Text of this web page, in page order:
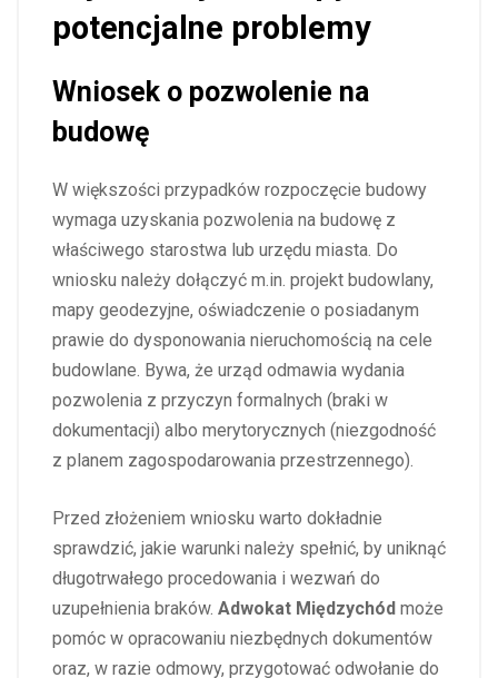
potencjalne problemy
Wniosek o pozwolenie na
budowę
W większości przypadków rozpoczęcie budowy
wymaga uzyskania pozwolenia na budowę z
właściwego starostwa lub urzędu miasta. Do
wniosku należy dołączyć m.in. projekt budowlany,
mapy geodezyjne, oświadczenie o posiadanym
prawie do dysponowania nieruchomością na cele
budowlane. Bywa, że urząd odmawia wydania
pozwolenia z przyczyn formalnych (braki w
dokumentacji) albo merytorycznych (niezgodność
z planem zagospodarowania przestrzennego).
Przed złożeniem wniosku warto dokładnie
sprawdzić, jakie warunki należy spełnić, by uniknąć
długotrwałego procedowania i wezwań do
uzupełnienia braków. Adwokat Międzychód może
pomóc w opracowaniu niezbędnych dokumentów
oraz, w razie odmowy, przygotować odwołanie do